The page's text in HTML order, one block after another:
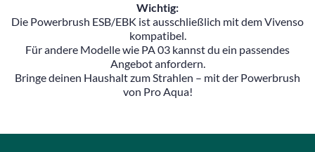
Wichtig:
Die Powerbrush ESB/EBK ist ausschließlich mit dem Vivenso
kompatibel.
Für andere Modelle wie PA 03 kannst du ein passendes
Angebot anfordern.
Bringe deinen Haushalt zum Strahlen – mit der Powerbrush
von Pro Aqua!